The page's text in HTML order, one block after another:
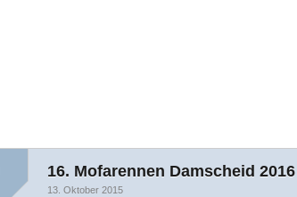
16. Mofarennen Damscheid 2016
13. Oktober 2015